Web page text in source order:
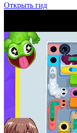
Открыть гид